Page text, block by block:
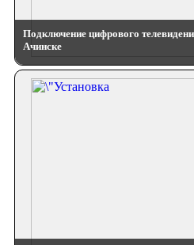
Подключение цифрового
Ачинске